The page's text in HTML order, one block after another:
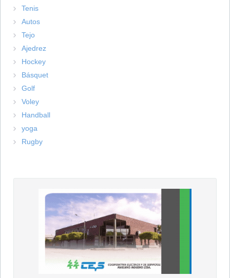
Tenis
Autos
Tejo
Ajedrez
Hockey
Básquet
Golf
Voley
Handball
yoga
Rugby